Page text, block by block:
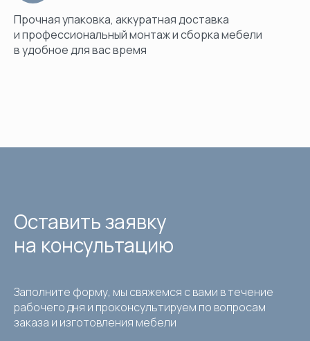
Прочная упаковка, аккуратная доставка
и профессиональный монтаж и сборка мебели
в удобное для вас время
Оставить заявку
на консультацию
Заполните форму, мы свяжемся с вами в течение
рабочего дня и проконсультируем по вопросам
заказа и изготовления мебели